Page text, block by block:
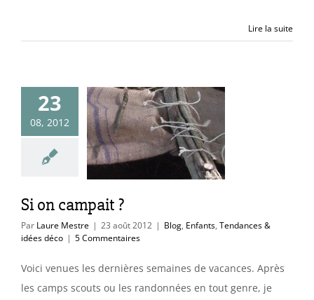
Lire la suite
23
08, 2012
campait ?
Tendances &
Si on campait ?
Par Laure Mestre | 23 août 2012 | Blog, Enfants, Tendances &
idées déco | 5 Commentaires
Voici venues les dernières semaines de vacances. Après
les camps scouts ou les randonnées en tout genre, je